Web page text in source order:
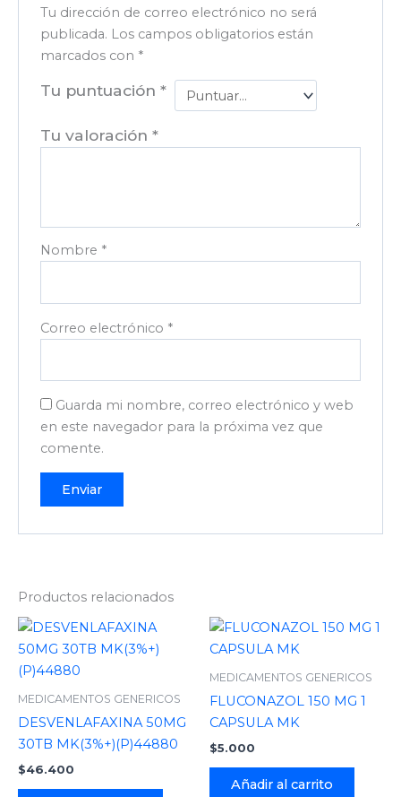
Tu dirección de correo electrónico no será
publicada. Los campos obligatorios están
marcados con *
Tu puntuación*
Tu valoración*
Nombre *
Correo electrónico *
Guarda mi nombre, correo electrónico y web
en este navegador para la próxima vez que
comente.
Productos relacionados
MEDICAMENTOS GENERICOS
DESVENLAFAXINA 50MG
30TB MK(3%+)(P)44880
$46.400
MEDICAMENTOS GENERICOS
FLUCONAZOL 150 MG 1
CAPSULA MK
$5.000
Añadir al carrito